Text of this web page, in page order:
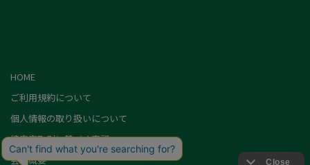
HOME
ご利用規約について
個人情報の取り扱いについて
特定商取引に基づく表記
会社概要